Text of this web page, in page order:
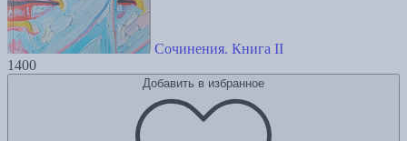
Сочинения. Книга II
1400
Добавить в избранное